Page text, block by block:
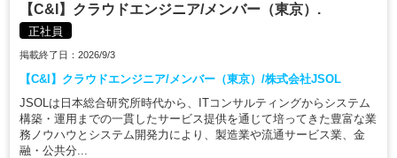
【C&I】クラウドエンジニア/メンバー（東京）.
正社員
掲載終了日：2026/9/3
【C&I】クラウドエンジニア/メンバー（東京）/株式会社JSOL
JSOLは日本総合研究所時代から、ITコンサルティングからシステム
構築・運用までの一貫したサービス提供を通じて培ってきた豊富な業
務ノウハウとシステム開発力により、製造業や流通サービス業、金
融・公共分...